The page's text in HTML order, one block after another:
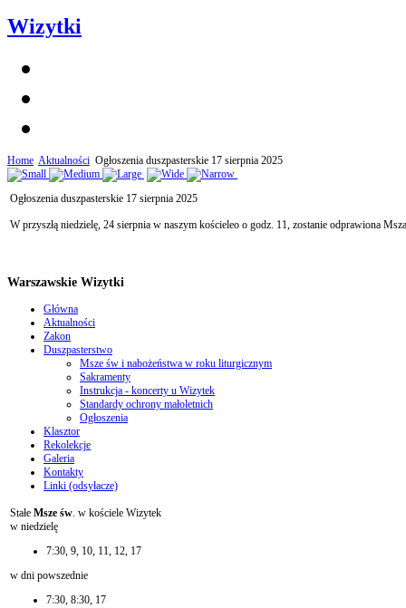
Wizytki
Home Aktualności Ogłoszenia duszpasterskie 17 sierpnia 2025
Ogłoszenia duszpasterskie 17 sierpnia 2025
W przyszłą niedzielę, 24 sierpnia w naszym kościeleo o godz. 11, zostanie odprawiona
Warszawskie Wizytki
Główna
Aktualności
Zakon
Duszpasterstwo
Msze św i nabożeństwa w roku liturgicznym
Sakramenty
Instrukcja - koncerty u Wizytek
Standardy ochrony małoletnich
Ogłoszenia
Klasztor
Rekolekcje
Galeria
Kontakty
Linki (odsyłacze)
Stałe Msze św. w kościele Wizytek
w niedzielę
7:30, 9, 10, 11, 12, 17
w dni powszednie
7:30, 8:30, 17